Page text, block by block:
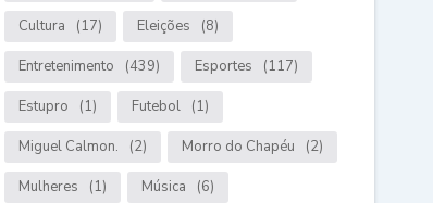
Cultura (17) Eleições (8)
Entretenimento (439) Esportes (117)
Estupro (1) Futebol (1)
Miguel Calmon. (2) Morro do Chapéu (2)
Mulheres (1) Música (6)